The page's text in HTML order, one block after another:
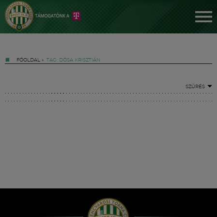
FŐOLDAL » TAG: DÓSA KRISZTIÁN
SZŰRÉS
Hírek